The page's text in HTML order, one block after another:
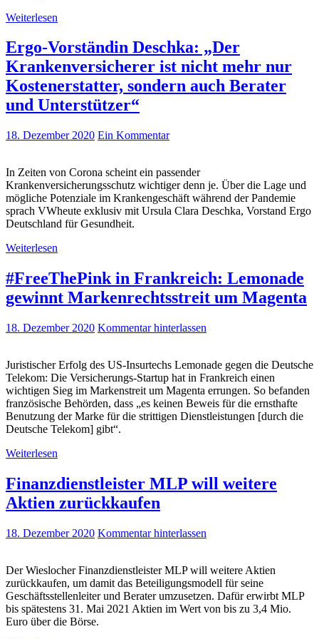
Weiterlesen
Ergo-Vorständin Deschka: „Der
Krankenversicherer ist nicht mehr nur
Kostenerstatter, sondern auch Berater
und Unterstützer“
18. Dezember 2020 Ein Kommentar
In Zeiten von Corona scheint ein passender
Krankenversicherungsschutz wichtiger denn je. Über die Lage und
mögliche Potenziale im Krankengeschäft während der Pandemie
sprach VWheute exklusiv mit Ursula Clara Deschka, Vorstand Ergo
Deutschland für Gesundheit.
Weiterlesen
#FreeThePink in Frankreich: Lemonade
gewinnt Markenrechtsstreit um Magenta
18. Dezember 2020 Kommentar hinterlassen
Juristischer Erfolg des US-Insurtechs Lemonade gegen die Deutsche
Telekom: Die Versicherungs-Startup hat in Frankreich einen
wichtigen Sieg im Markenstreit um Magenta errungen. So befanden
französische Behörden, dass „es keinen Beweis für die ernsthafte
Benutzung der Marke für die strittigen Dienstleistungen [durch die
Deutsche Telekom] gibt“.
Weiterlesen
Finanzdienstleister MLP will weitere
Aktien zurückkaufen
18. Dezember 2020 Kommentar hinterlassen
Der Wieslocher Finanzdienstleister MLP will weitere Aktien
zurückkaufen, um damit das Beteiligungsmodell für seine
Geschäftsstellenleiter und Berater umzusetzen. Dafür erwirbt MLP
bis spätestens 31. Mai 2021 Aktien im Wert von bis zu 3,4 Mio.
Euro über die Börse.